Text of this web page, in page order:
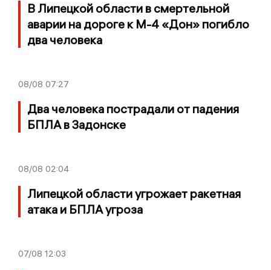
В Липецкой области в смертельной
аварии на дороге к М-4 «Дон» погибло
два человека
08/08 07:27
Два человека пострадали от падения
БПЛА в Задонске
08/08 02:04
Липецкой области угрожает ракетная
атака и БПЛА угроза
07/08 12:03